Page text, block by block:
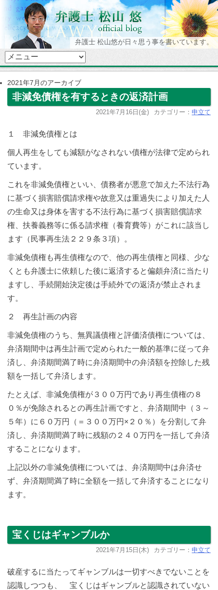
弁護士 松山悠が日々思う事を書いています。
2021年7月のアーカイブ
非減免債権を有するときの返済計画
2021年7月16日(金) カテゴリー： 申立て
１ 非減免債権とは
個人再生をしても減額がなされない債権が法律で定められ
ています。
これを非減免債権といい、債務者が悪意で加えた不法行為
に基づく損害賠償請求権や故意又は重過失により加えた人
の生命又は身体を害する不法行為に基づく損害賠償請求
権、扶養義務等に係る請求権（養育費等）がこれに該当し
ます（民事再生法２２９条３項）。
非減免債権も再生債権なので、他の再生債権と同様、少な
くとも弁護士に依頼した後に返済すると偏頗弁済に当たり
ますし、手続開始決定後は手続外での返済が禁止されま
す。
２ 再生計画の内容
非減免債権のうち、無異議債権と評価済債権については、
弁済期間中は再生計画で定められた一般的基準に従って弁
済し、弁済期間満了時に弁済期間中の弁済額を控除した残
額を一括して弁済します。
たとえば、非減免債権が３００万円であり再生債権の８
０％が免除されるとの再生計画ですと、弁済期間中（３～
５年）に６０万円（＝３００万円×２０％）を分割して弁
済し、弁済期間満了時に残額の２４０万円を一括して弁済
することになります。
上記以外の非減免債権については、弁済期間中は弁済せ
ず、弁済期間満了時に全額を一括して弁済することになり
ます。
宝くじはギャンブルか
2021年7月15日(木) カテゴリー： 申立て
破産するに当たってギャンブルは一切すべきでないことを
認識しつつも、 宝くじはギャンブルと認識されていない